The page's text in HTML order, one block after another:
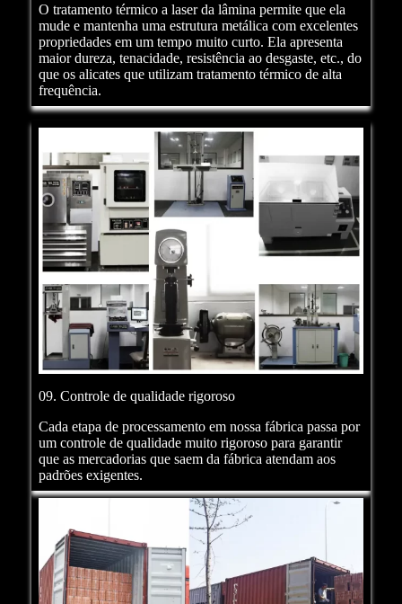
O tratamento térmico a laser da lâmina permite que ela
mude e mantenha uma estrutura metálica com excelentes
propriedades em um tempo muito curto. Ela apresenta
maior dureza, tenacidade, resistência ao desgaste, etc., do
que os alicates que utilizam tratamento térmico de alta
frequência.
09. Controle de qualidade rigoroso
Cada etapa de processamento em nossa fábrica passa por
um controle de qualidade muito rigoroso para garantir
que as mercadorias que saem da fábrica atendam aos
padrões exigentes.